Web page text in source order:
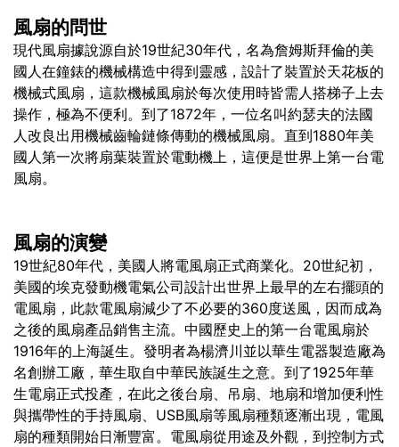
風扇的問世
現代風扇據說源自於19世紀30年代，名為詹姆斯拜倫的美
國人在鐘錶的機械構造中得到靈感，設計了裝置於天花板的
機械式風扇，這款機械風扇於每次使用時皆需人搭梯子上去
操作，極為不便利。到了1872年，一位名叫約瑟夫的法國
人改良出用機械齒輪鏈條傳動的機械風扇。直到1880年美
國人第一次將扇葉裝置於電動機上，這便是世界上第一台電
風扇。
風扇的演變
19世紀80年代，美國人將電風扇正式商業化。20世紀初，
美國的埃克發動機電氣公司設計出世界上最早的左右擺頭的
電風扇，此款電風扇減少了不必要的360度送風，因而成為
之後的風扇產品銷售主流。中國歷史上的第一台電風扇於
1916年的上海誕生。發明者為楊濟川並以華生電器製造廠為
名創辦工廠，華生取自中華民族誕生之意。到了1925年華
生電扇正式投產，在此之後台扇、吊扇、地扇和增加便利性
與攜帶性的手持風扇、USB風扇等風扇種類逐漸出現，電風
扇的種類開始日漸豐富。電風扇從用途及外觀，到控制方式